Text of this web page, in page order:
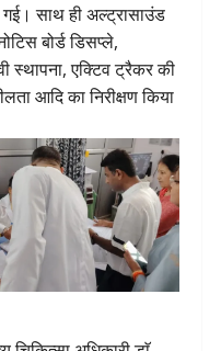
साथ ही अल्ट्रासाउंड
बोर्ड डिसप्ले,
स्थापना, एक्टिव ट्रैकर की
आदि का निरीक्षण किया